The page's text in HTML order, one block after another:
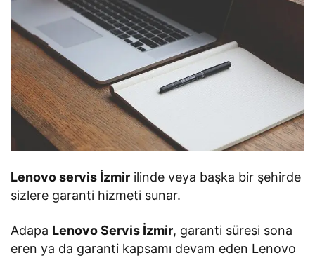
Lenovo servis İzmir ilinde veya başka bir şehirde
sizlere garanti hizmeti sunar.
Adapa Lenovo Servis İzmir, garanti süresi sona
eren ya da garanti kapsamı devam eden Lenovo